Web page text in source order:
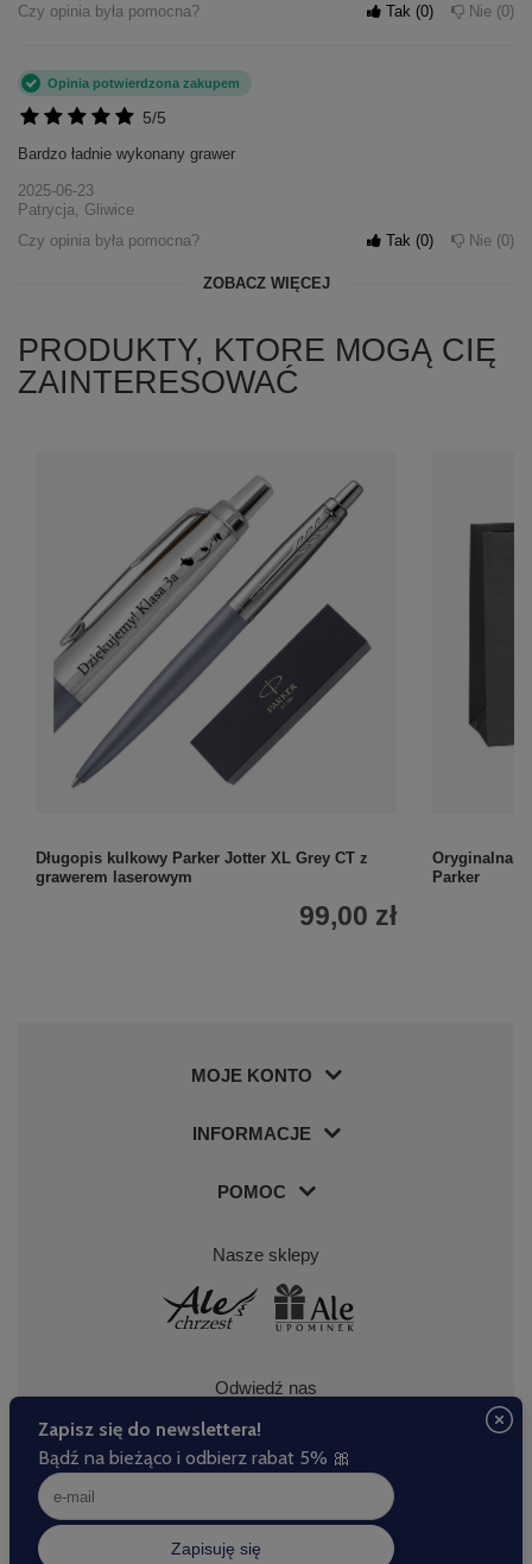
Czy opinia była pomocna?
Tak 0 Nie 0
5/5
Opinia potwierdzona zakupem
Bardzo ładnie wykonany grawer
2025-06-23
Patrycja, Gliwice
Czy opinia była pomocna?
Tak 0 Nie 0
ZOBACZ WIĘCEJ
PRODUKTY, KTORE MOGĄ CIĘ
ZAINTERESOWAĆ
Długopis kulkowy Parker Jotter XL Grey CT z
grawerem laserowym
99,00 zł
Oryginalna
Parker
MOJE KONTO
INFORMACJE
POMOC
Nasze sklepy
Odwiedź nas